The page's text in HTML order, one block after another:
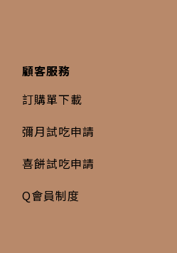
顧客服務
訂購單下載
彌月試吃申請
喜餅試吃申請
Q會員制度